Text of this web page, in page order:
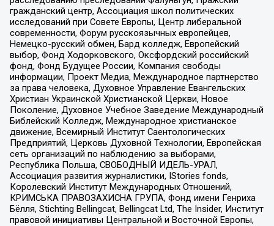
гражданский центр, Ассоциация школ политических
исследований при Совете Европы, Центр либеральной
современности, Форум русскоязычных европейцев,
Немецко-русский обмен, Бард колледж, Европейский
выбор, Фонд Ходорковского, Оксфордский российский
фонд, Фонд Будущее России, Компания свободы
информации, Проект Медиа, Международное партнерство
за права человека, Духовное Управление Евангельских
Христиан Украинской Христианской Церкви, Новое
Поколение, Духовное Учебное Заведение Международный
Библейский Колледж, Международное христианское
движение, Всемирный Институт Саентологических
Предприятий, Церковь Духовной Технологии, Европейская
сеть организаций по наблюдению за выборами,
Республика Польша, СВОБОДНЫЙ ИДЕЛЬ-УРАЛ,
Ассоциация развития журналистики, IStories fonds,
Королевский Институт Международных Отношений,
КРИМСЬКА ПРАВОЗАХИСНА ГРУПА, Фонд имени Генриха
Бёлля, Stichting Bellingcat, Bellingcat Ltd, The Insider, Институт
правовой инициативы Центральной и Восточной Европы,